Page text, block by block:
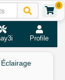
0
Profile